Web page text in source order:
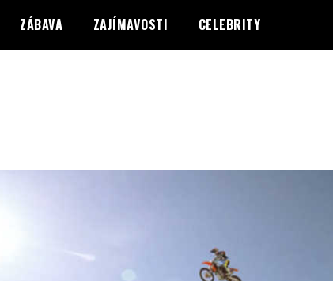
ZÁBAVA ZAJÍMAVOSTI CELEBRITY